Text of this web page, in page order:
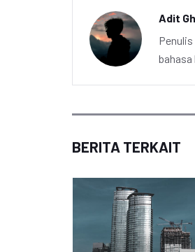
Adit
bahasa
BERITA TERKAIT